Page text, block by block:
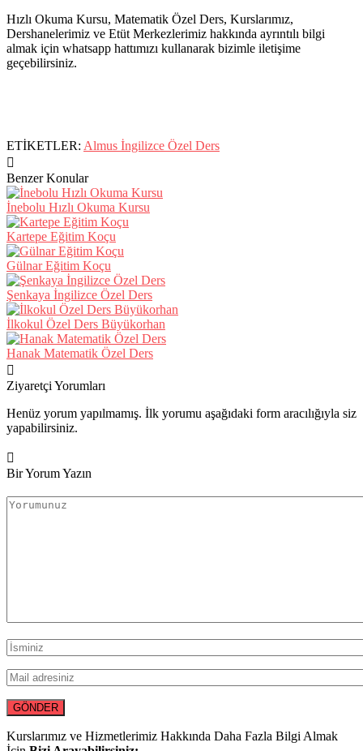
Hızlı Okuma Kursu, Matematik Özel Ders, Kurslarımız,
Dershanelerimiz ve Etüt Merkezlerimiz hakkında ayrıntılı bilgi
almak için whatsapp hattımızı kullanarak bizimle iletişime
geçebilirsiniz.
ETİKETLER: Almus İngilizce Özel Ders
Benzer Konular
İnebolu Hızlı Okuma Kursu
Kartepe Eğitim Koçu
Gülnar Eğitim Koçu
Şenkaya İngilizce Özel Ders
İlkokul Özel Ders Büyükorhan
Hanak Matematik Özel Ders
Ziyaretçi Yorumları
Henüz yorum yapılmamış. İlk yorumu aşağıdaki form aracılığıyla siz
yapabilirsiniz.
Bir Yorum Yazın
Kurslarımız ve Hizmetlerimiz Hakkında Daha Fazla Bilgi Almak